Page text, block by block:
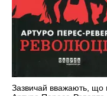
Зазвичай вважають, що